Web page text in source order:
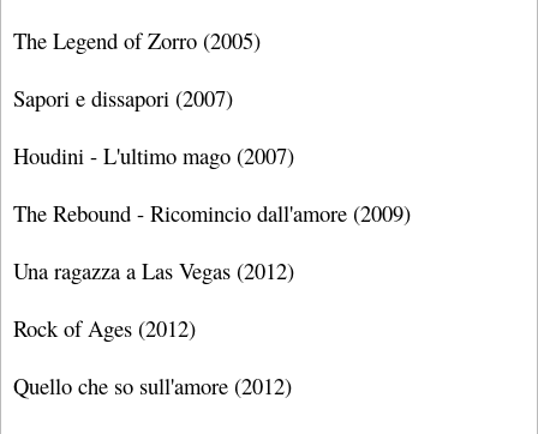
The Legend of Zorro (2005)
Sapori e dissapori (2007)
Houdini - L'ultimo mago (2007)
The Rebound - Ricomincio dall'amore (2009)
Una ragazza a Las Vegas (2012)
Rock of Ages (2012)
Quello che so sull'amore (2012)